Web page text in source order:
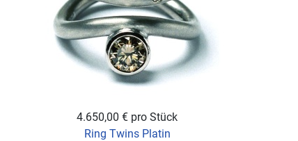
4.650,00 € pro Stück
Ring Twins Platin